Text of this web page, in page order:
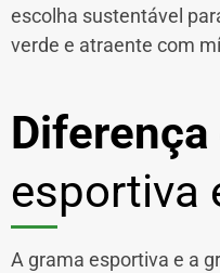
escolha sustentável
verde e atraente com
esportiva
A grama esportiva e a